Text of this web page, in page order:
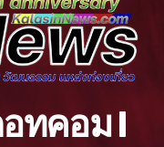
ทคอม l